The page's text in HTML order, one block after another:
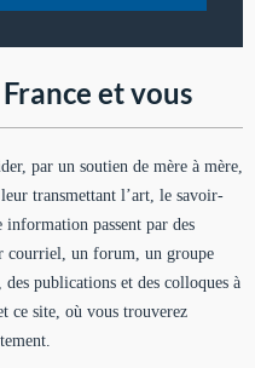
et vous
par un soutien de mère à mère,
transmettant l’art, le savoir-
passent par des
courriel, un forum, un groupe
publications et des colloques à
ce site, où vous trouverez